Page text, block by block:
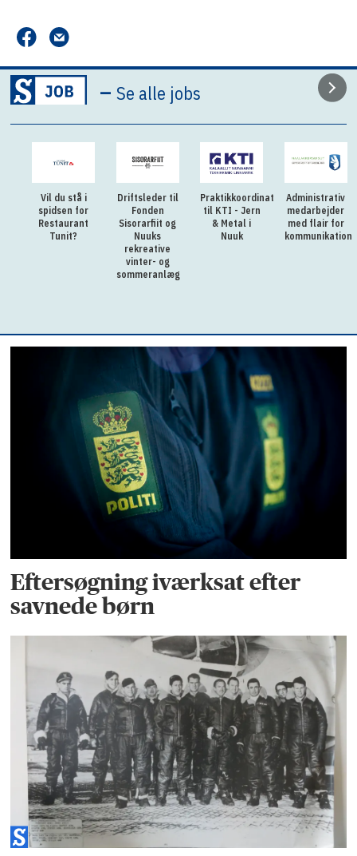
–Se alle jobs
Vil du stå i
spidsen for
Restaurant
Tunit?
Driftsleder til
Fonden
Sisorarfiit og
Nuuks
rekreative
vinter- og
sommeranlæg
Praktikkoordinator
til KTI - Jern
& Metal i
Nuuk
Administrativ
medarbejder
med flair for
kommunikation
Eftersøgning iværksat efter
savnede børn